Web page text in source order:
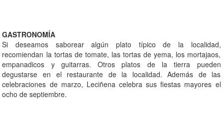
GASTRONOMÍA
Si deseamos saborear algún plato típico de la localidad,
recomiendan la tortas de tomate, las tortas de yema, los mortajaos,
empanadicos y guitarras. Otros platos de la tierra pueden
degustarse en el restaurante de la localidad. Además de las
celebraciones de marzo, Leciñena celebra sus fiestas mayores el
ocho de septiembre.